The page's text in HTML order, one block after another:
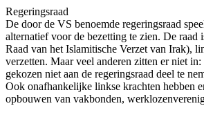
Regeringsraad
De door de VS benoemde regeringsraad
alternatief voor de bezetting te zien. De
Raad van het Islamitische Verzet van Irak),
verzetten. Maar veel anderen zitten er niet
gekozen niet aan de regeringsraad deel te
Ook onafhankelijke linkse krachten hebben
opbouwen van vakbonden,